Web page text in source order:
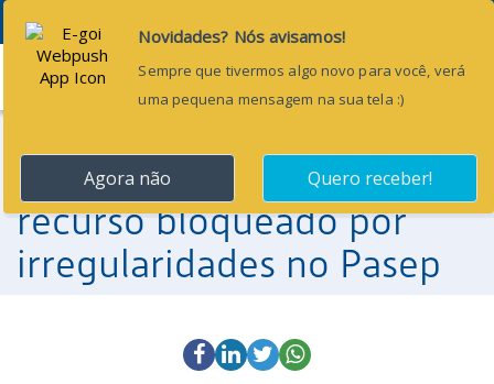
Menu
FPM: 218 Municípios têm
recurso bloqueado por
irregularidades no Pasep